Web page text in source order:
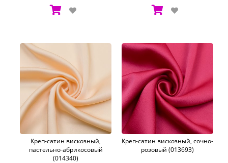
Креп-сатин вискозный,
пастельно-абрикосовый
(014340)
Креп-сатин вискозный, сочно-
розовый (013693)